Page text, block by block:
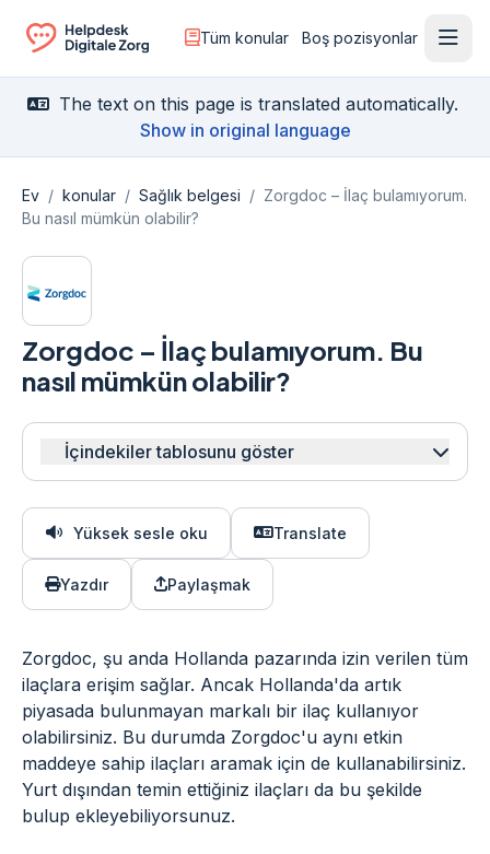
Ga naar de homepagina
Tüm konular Boş pozisyonlar
The text on this page is translated automatically.
Show in original language
Ev / konular / Sağlık belgesi / Zorgdoc – İlaç bulamıyorum.
Bu nasıl mümkün olabilir?
Zorgdoc – İlaç bulamıyorum. Bu
nasıl mümkün olabilir?
İçindekiler tablosunu göster
Yüksek sesle oku Translate
Yazdır Paylaşmak
Zorgdoc, şu anda Hollanda pazarında izin verilen tüm
ilaçlara erişim sağlar. Ancak Hollanda'da artık
piyasada bulunmayan markalı bir ilaç kullanıyor
olabilirsiniz. Bu durumda Zorgdoc'u aynı etkin
maddeye sahip ilaçları aramak için de kullanabilirsiniz.
Yurt dışından temin ettiğiniz ilaçları da bu şekilde
bulup ekleyebiliyorsunuz.